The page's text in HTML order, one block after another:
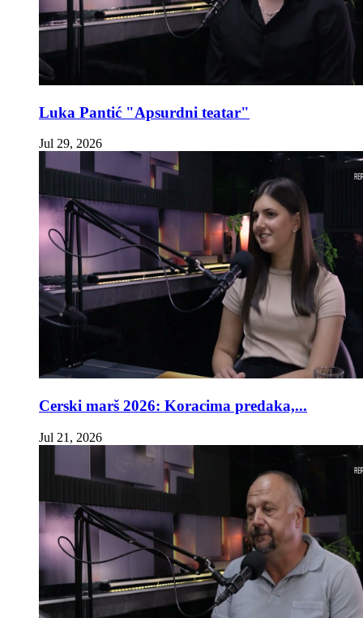
Luka Pantić "Apsurdni teatar"
Jul 29, 2026
Cerski marš 2026: Koracima predaka,...
Jul 21, 2026